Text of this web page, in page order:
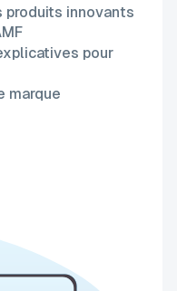
produits innovants
pour
marque